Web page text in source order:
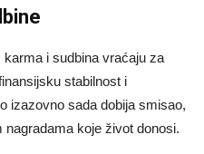
i sudbina vraćaju za
stabilnost i
izazovno sada dobija smisao,
koje život donosi.